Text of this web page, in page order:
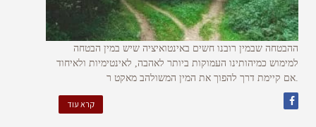
ההבטחה שבמין רובנו חשים באינטואיציה שיש במין הבטחה
למימוש כמיהותינו העמוקות ביותר לאהבה, לאינטימיות ולאיחוד
.אם קיימת דרך להפוך את המין המשולהב מאקט ר
קרא עוד